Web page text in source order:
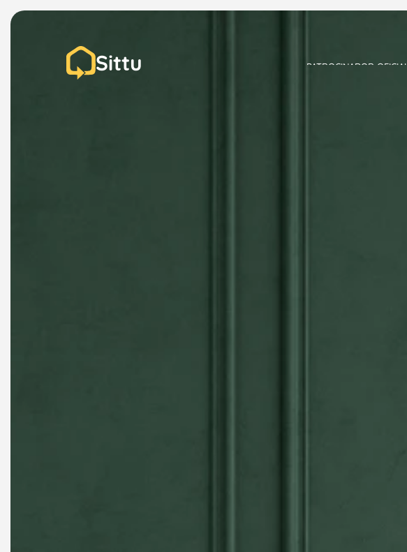
Sittu PATROCINADOR OFICIAL